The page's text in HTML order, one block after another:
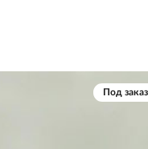
Под заказ